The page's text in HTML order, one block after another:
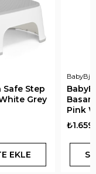
Safe Step
Grey
EKLE
Pink